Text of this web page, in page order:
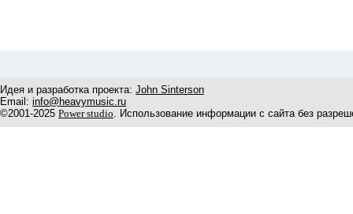
Идея и разработка проекта: John Sinterson
Email: info@heavymusic.ru
©2001-2025 Power studio. Использование информации с сайта без